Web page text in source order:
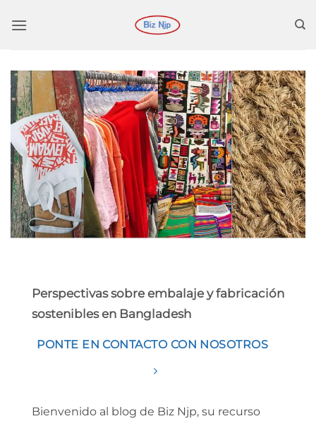
Perspectivas sobre embalaje y fabricación
sostenibles en Bangladesh
PONTE EN CONTACTO CON NOSOTROS
Bienvenido al blog de Biz Njp, su recurso